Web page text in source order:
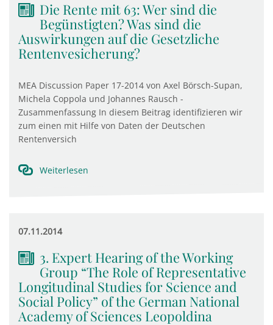
Die Rente mit 63: Wer sind die
Begünstigten? Was sind die
Auswirkungen auf die Gesetzliche
Rentenvesicherung?
MEA Discussion Paper 17-2014 von Axel Börsch-Supan,
Michela Coppola und Johannes Rausch -
Zusammenfassung In diesem Beitrag identifizieren wir
zum einen mit Hilfe von Daten der Deutschen
Rentenversich
Weiterlesen
07.11.2014
3. Expert Hearing of the Working
Group “The Role of Representative
Longitudinal Studies for Science and
Social Policy” of the German National
Academy of Sciences Leopoldina